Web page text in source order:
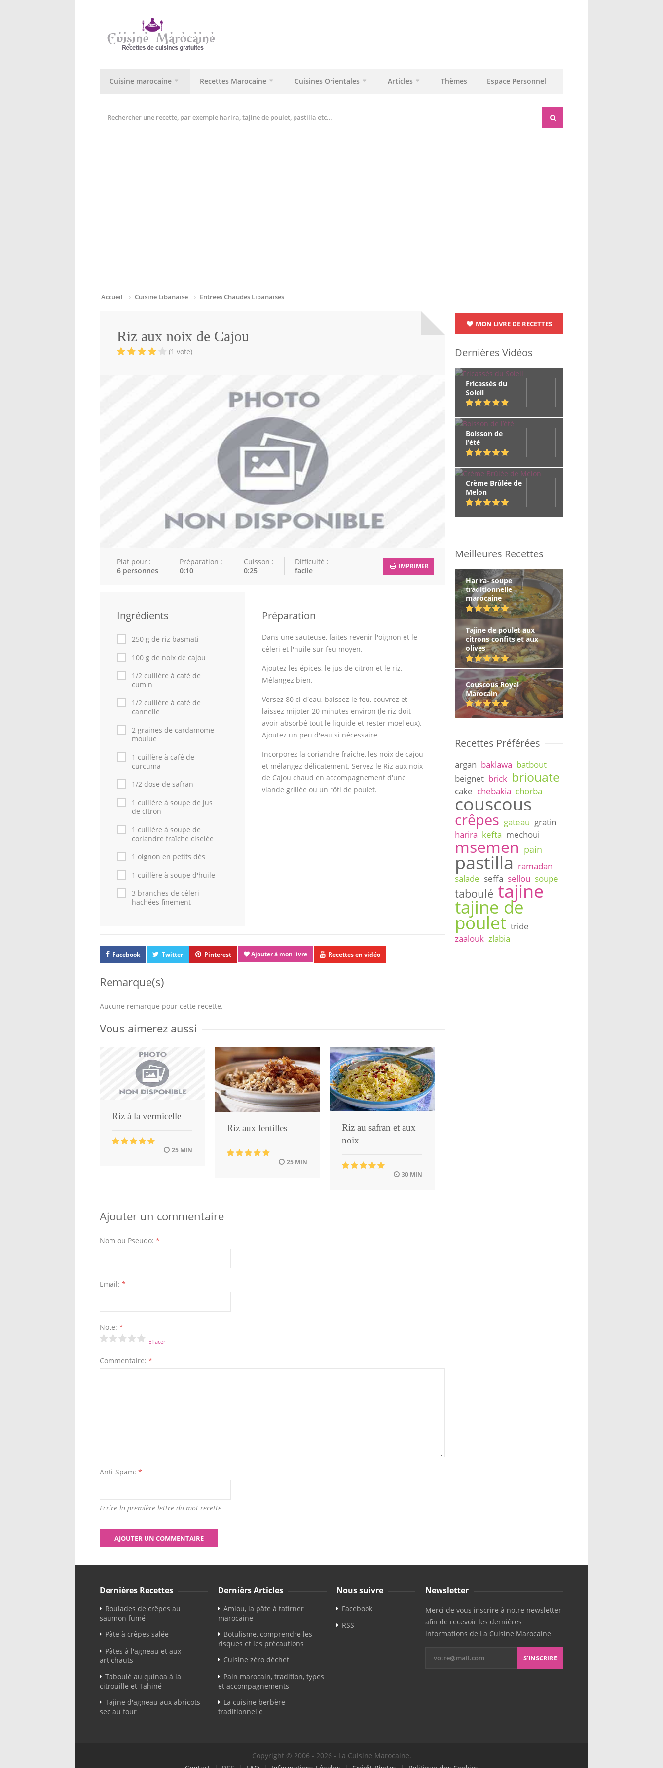
Cuisine marocaine Recettes Marocaine Cuisines Orientales Articles Thèmes Espace Personnel
Accueil Cuisine Libanaise Entrées Chaudes Libanaises
Riz aux noix de Cajou
(1 vote)
Plat pour :
6 personnes
Préparation :
0:10
Cuisson :
0:25
Difficulté :
facile
IMPRIMER
Ingrédients
250 g de riz basmati
100 g de noix de cajou
1/2 cuillère à café de
cumin
1/2 cuillère à café de
cannelle
2 graines de cardamome
moulue
1 cuillère à café de
curcuma
1/2 dose de safran
1 cuillère à soupe de jus
de citron
1 cuillère à soupe de
coriandre fraîche ciselée
1 oignon en petits dés
1 cuillère à soupe d'huile
3 branches de céleri
hachées finement
Préparation
Dans une sauteuse, faites revenir l'oignon et le
céleri et l'huile sur feu moyen.
Ajoutez les épices, le jus de citron et le riz.
Mélangez bien.
Versez 80 cl d'eau, baissez le feu, couvrez et
laissez mijoter 20 minutes environ (le riz doit
avoir absorbé tout le liquide et rester moelleux).
Ajoutez un peu d'eau si nécessaire.
Incorporez la coriandre fraîche, les noix de cajou
et mélangez délicatement. Servez le Riz aux noix
de Cajou chaud en accompagnement d'une
viande grillée ou un rôti de poulet.
Facebook Twitter Pinterest Ajouter à mon livre Recettes en vidéo
Remarque(s)
Aucune remarque pour cette recette.
Vous aimerez aussi
Riz à la vermicelle
25 MIN
Riz aux lentilles
25 MIN
Riz au safran et aux
noix
30 MIN
Ajouter un commentaire
Nom ou Pseudo: *
Email: *
Note: *
Effacer
Commentaire: *
Anti-Spam: *
Ecrire la première lettre du mot recette.
MON LIVRE DE RECETTES
Dernières Vidéos
Fricassés du
Soleil
Boisson de
l’été
Crème Brûlée de
Melon
Meilleures Recettes
Harira- soupe
traditionnelle
marocaine
Tajine de poulet aux
citrons confits et aux
olives
Couscous Royal
Marocain
Recettes Préférées
argan baklawa batbout
beignet brick briouate
cake chebakia chorba
couscous
crêpes gateau gratin
harira kefta mechoui
msemen pain
pastilla ramadan
salade seffa sellou soupe
taboulé tajine
tajine de
poulet tride
zaalouk zlabia
Dernières Recettes
Roulades de crêpes au
saumon fumé
Pâte à crêpes salée
Pâtes à l'agneau et aux
artichauts
Taboulé au quinoa à la
citrouille et Tahiné
Tajine d'agneau aux abricots
sec au four
Dernièrs Articles
Amlou, la pâte à tatirner
marocaine
Botulisme, comprendre les
risques et les précautions
Cuisine zéro déchet
Pain marocain, tradition, types
et accompagnements
La cuisine berbère
traditionnelle
Nous suivre
Facebook
RSS
Newsletter
Merci de vous inscrire à notre newsletter
afin de recevoir les dernières
informations de La Cuisine Marocaine.
S'INSCRIRE
Copyright © 2006 - 2026 - La Cuisine Marocaine.